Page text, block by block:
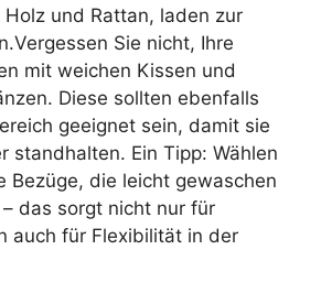
und Rattan, laden zur
Sie nicht, Ihre
mit weichen Kissen und
Diese sollten ebenfalls
geeignet sein, damit sie
standhalten. Ein Tipp: Wählen
Bezüge, die leicht gewaschen
das sorgt nicht nur für
auch für Flexibilität in der